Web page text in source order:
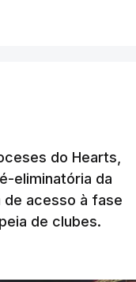
do Hearts,
eliminatória da
de acesso à fase
de clubes.